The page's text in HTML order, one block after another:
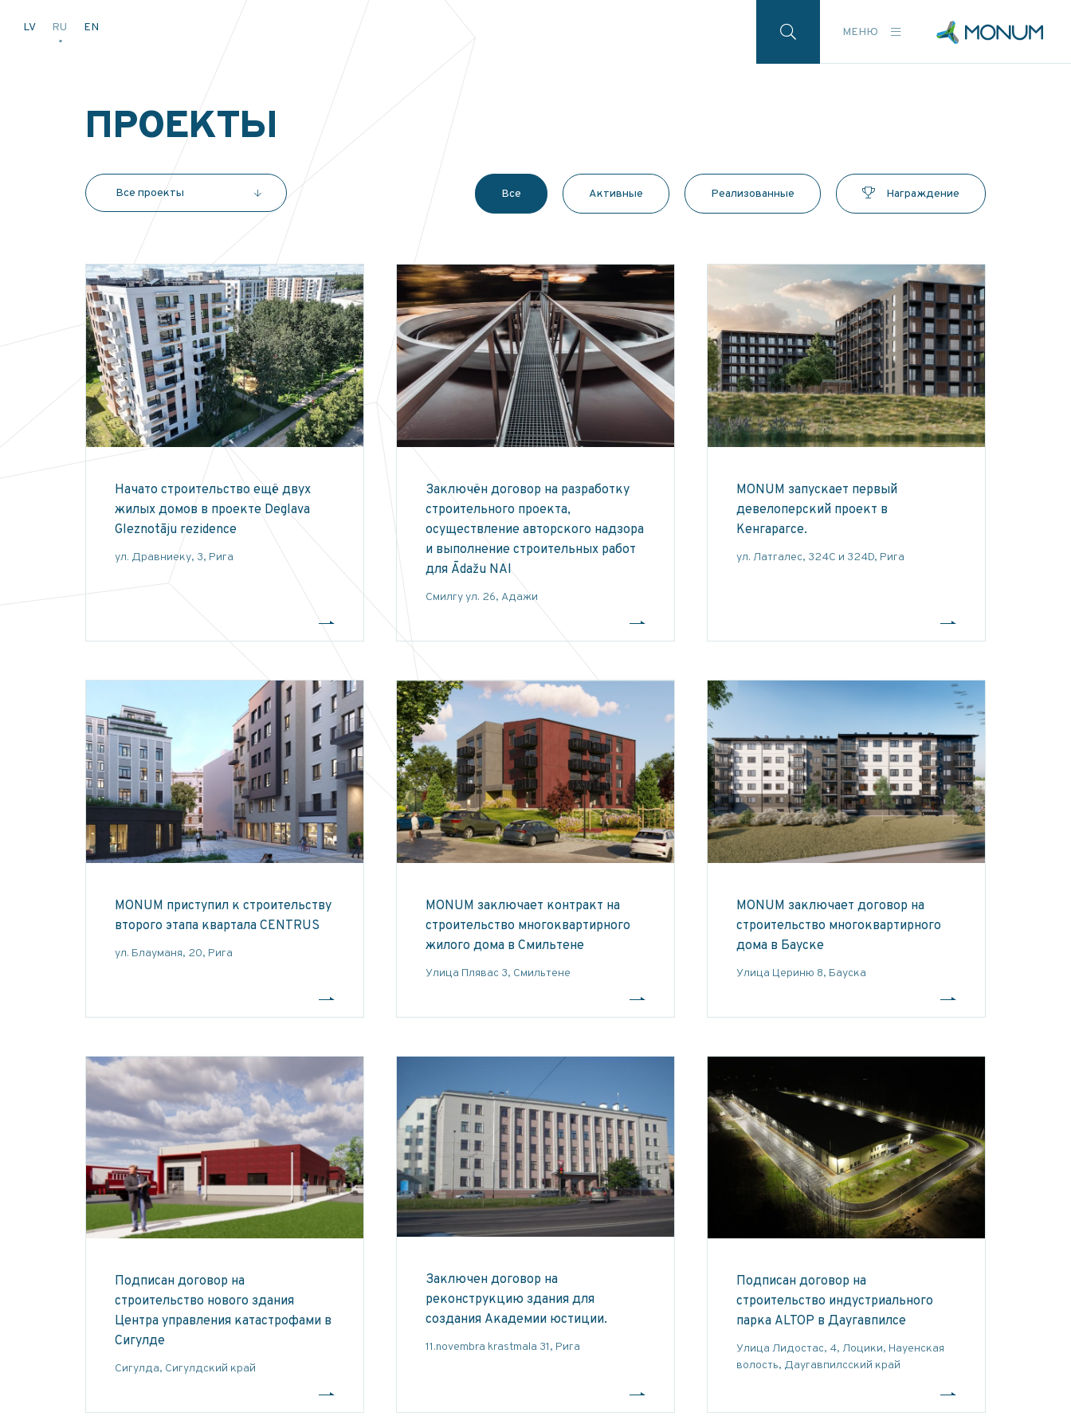
LV RU EN МЕНЮ
ПРОЕКТЫ
Все проекты Bce Активныe Реализованные Награждениe
Начато строительство ещё двух
жилых домов в проекте Deglava
Gleznotāju rezidence
ул. Дравниеку, 3, Рига
Заключён договор на разработку
строительного проекта,
осуществление авторского надзора
и выполнение строительных работ
для Ādažu NAI
Смилгу ул. 26, Адажи
MONUM запускает первый
девелоперский проект в
Кенгарагсе.
ул. Латгалес, 324C и 324D, Рига
MONUM приступил к строительству
второго этапа квартала CENTRUS
ул. Блауманя, 20, Рига
MONUM заключает контракт на
строительство многоквартирного
жилого дома в Смильтене
Улица Плявас 3, Смильтене
MONUM заключает договор на
строительство многоквартирного
дома в Бауске
Улица Цериню 8, Бауска
Подписан договор на
строительство нового здания
Центра управления катастрофами в
Сигулде
Сигулдa, Сигулдский край
Заключен договор на
реконструкцию здания для
создания Академии юстиции.
11.novembra krastmala 31, Рига
Подписан договор на
строительство индустриального
парка ALTOP в Даугавпилсе
Улица Лидостас, 4, Лоцики, Науенская
волость, Даугавпилсский край